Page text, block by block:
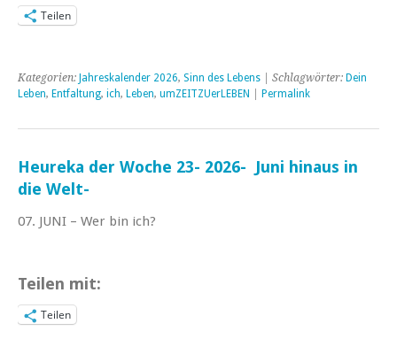
Teilen
Kategorien: Jahreskalender 2026, Sinn des Lebens | Schlagwörter: Dein
Leben, Entfaltung, ich, Leben, umZEITZUerLEBEN Permalink
Heureka der Woche 23- 2026- Juni hinaus in
die Welt-
07. JUNI – Wer bin ich?
Teilen mit:
Teilen